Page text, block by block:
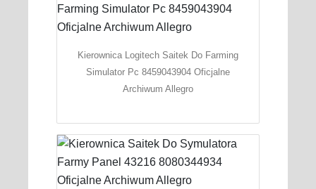
Kierownica Logitech Saitek Do Farming
Simulator Pc 8459043904 Oficjalne
Archiwum Allegro